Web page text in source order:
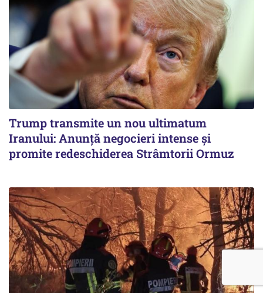
Trump transmite un nou ultimatum
Iranului: Anunță negocieri intense și
promite redeschiderea Strâmtorii Ormuz